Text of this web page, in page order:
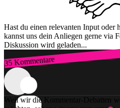
Hast du einen relevanten Input oder
kannst uns dein Anliegen gerne via
Diskussion wird geladen...
35 Kommentare
Zum Login
Weil wir die Kommentar-Debatten